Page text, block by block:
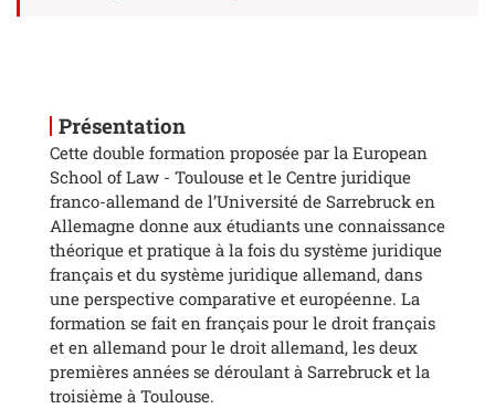
Présentation
Cette double formation proposée par la European
School of Law - Toulouse et le Centre juridique
franco-allemand de l’Université de Sarrebruck en
Allemagne donne aux étudiants une connaissance
théorique et pratique à la fois du système juridique
français et du système juridique allemand, dans
une perspective comparative et européenne. La
formation se fait en français pour le droit français
et en allemand pour le droit allemand, les deux
premières années se déroulant à Sarrebruck et la
troisième à Toulouse.